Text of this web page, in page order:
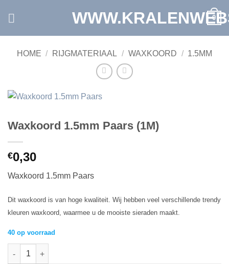
0
HOME / RIJGMATERIAAL / WAXKOORD / 1.5MM
Waxkoord 1.5mm Paars (1M)
€0,30
Waxkoord 1.5mm Paars
Dit waxkoord is van hoge kwaliteit. Wij hebben veel verschillende trendy
kleuren waxkoord, waarmee u de mooiste sieraden maakt.
40 op voorraad
Waxkoord 1.5mm Paars (1M) aantal